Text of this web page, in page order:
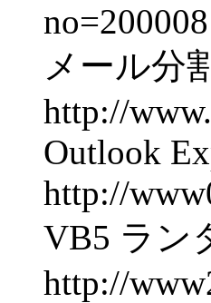
メール分
http://
Outlook
http://
VB5 ラン
http://